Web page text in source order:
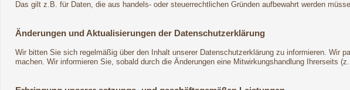
Das gilt z.B. für Daten, die aus handels- oder steuerrechtlichen Gründen aufbewahrt werden
Änderungen und Aktualisierungen der Datenschutzerklärung
Wir bitten Sie sich regelmäßig über den Inhalt unserer Datenschutzerklärung zu informieren. Wir
machen. Wir informieren Sie, sobald durch die Änderungen eine Mitwirkungshandlung Ihrerseits